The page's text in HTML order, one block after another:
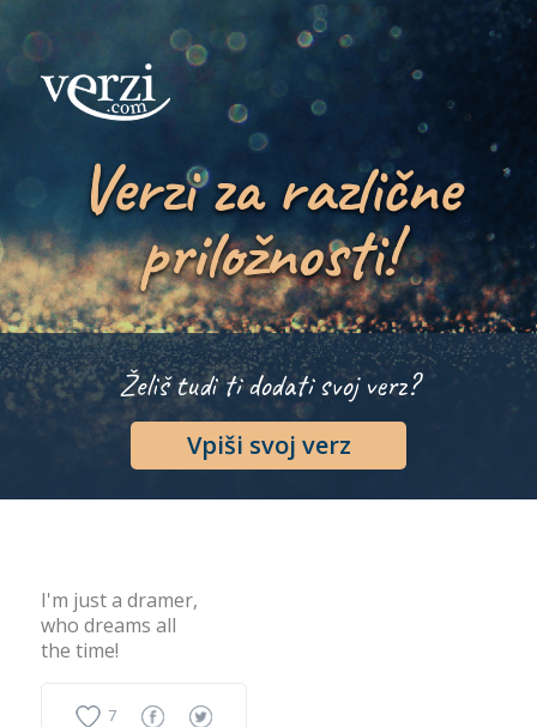
Verzi za različne
priložnosti!
Želiš tudi ti dodati svoj verz?
Vpiši svoj verz
I'm just a dramer,
who dreams all
the time!
7